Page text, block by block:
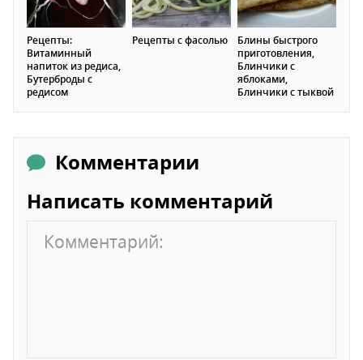
Рецепты:
Витаминный
напиток из редиса,
Бутерброды с
редисом
Рецепты с фасолью
Блины быстрого
приготовления,
Блинчики с
яблоками,
Блинчики с тыквой
Комментарии
Написать комментарий